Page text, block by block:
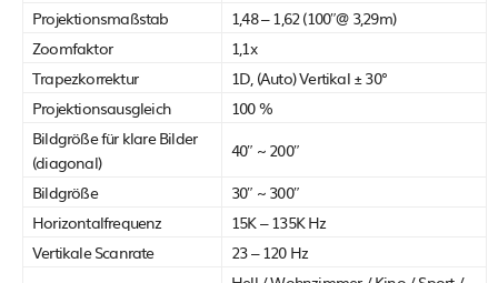
Projektionsmaßstab
1,48 – 1,62 (100″@ 3,29m)
Zoomfaktor
1,1x
Trapezkorrektur
1D, (Auto) Vertikal ± 30°
Projektionsausgleich
100 %
Bildgröße für klare Bilder
(diagonal)
40″ ~ 200″
Bildgröße
30″ ~ 300″
Horizontalfrequenz
15K – 135K Hz
Vertikale Scanrate
23 – 120 Hz